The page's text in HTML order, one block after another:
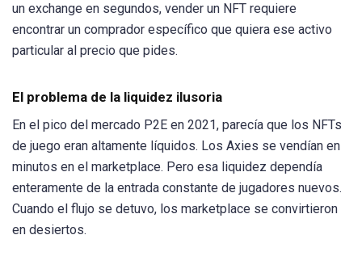
un exchange en segundos, vender un NFT requiere
encontrar un comprador específico que quiera ese activo
particular al precio que pides.
El problema de la liquidez ilusoria
En el pico del mercado P2E en 2021, parecía que los NFTs
de juego eran altamente líquidos. Los Axies se vendían en
minutos en el marketplace. Pero esa liquidez dependía
enteramente de la entrada constante de jugadores nuevos.
Cuando el flujo se detuvo, los marketplace se convirtieron
en desiertos.